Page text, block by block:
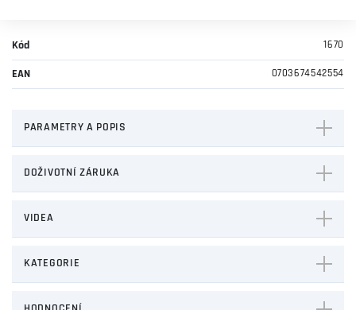
Kód 1670
EAN 0703674542554
PARAMETRY A POPIS
DOŽIVOTNÍ ZÁRUKA
VIDEA
KATEGORIE